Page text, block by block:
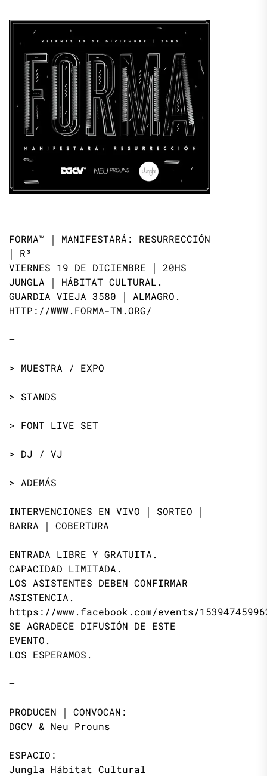
FORMA™ ￨ MANIFESTARÁ: RESURRECCIÓN
￨ R³
VIERNES 19 DE DICIEMBRE ￨ 20HS
JUNGLA ￨ HÁBITAT CULTURAL.
GUARDIA VIEJA 3580 ￨ ALMAGRO.
HTTP://WWW.FORMA-TM.ORG/
—
> MUESTRA / EXPO
> STANDS
> FONT LIVE SET
> DJ / VJ
> ADEMÁS
INTERVENCIONES EN VIVO ￨ SORTEO ￨
BARRA ￨ COBERTURA
ENTRADA LIBRE Y GRATUITA.
CAPACIDAD LIMITADA.
LOS ASISTENTES DEBEN CONFIRMAR
ASISTENCIA.
https://www.facebook.com/events/
SE AGRADECE DIFUSIÓN DE ESTE
EVENTO.
LOS ESPERAMOS.
—
PRODUCEN ￨ CONVOCAN:
DGCV & Neu Prouns
ESPACIO:
Jungla Hábitat Cultural